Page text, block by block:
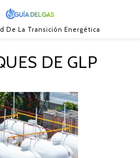
De La Transición Energética
DE GLP